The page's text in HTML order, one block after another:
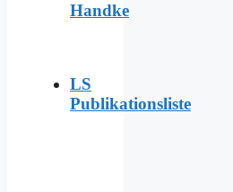
Handke
LS
Publikationsliste